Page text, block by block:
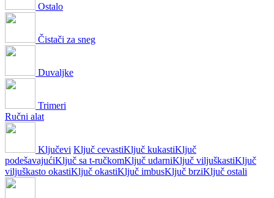
Ostalo
Čistači za sneg
Duvaljke
Trimeri
Ručni alat
Ključevi Ključ cevastiKljuč kukastiKljuč
podešavajućiKljuč sa t-ručkomKljuč udarniKljuč viljuškastiKljuč
viljuškasto okastiKljuč okastiKljuč imbusKljuč brziKljuč ostali